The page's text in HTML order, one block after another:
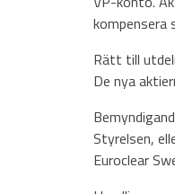
Rätt till
De nya
Styrelsen,
Euroclear